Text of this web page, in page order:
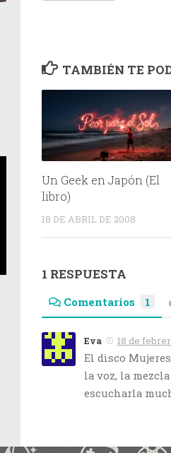
TAMBIÉN TE
Un Geek en Japón (El
libro)
18 DE ABRIL DE 2008
1 RESPUESTA
Comentarios 1
Eva 18 de
El disco
la voz, la
escucharla